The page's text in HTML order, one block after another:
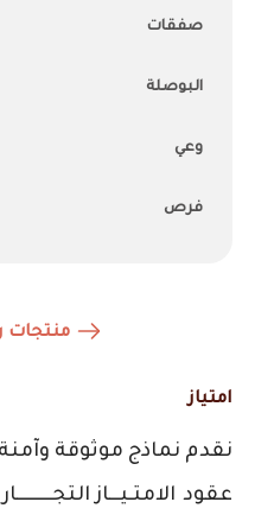
صفقات
البوصلة
وعي
فرص
منتجات
امتياز
نقدم نماذج موثوقة
عقود الامتـيـــاز